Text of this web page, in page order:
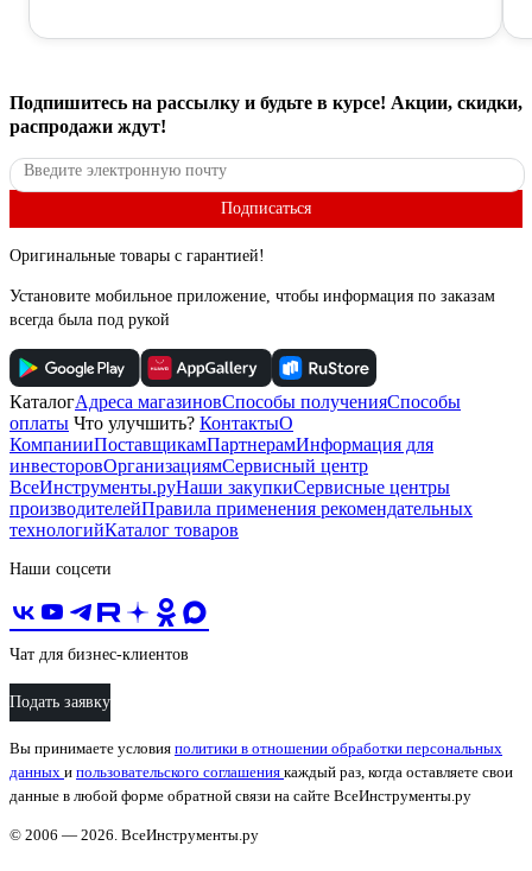
Подпишитесь на рассылку и будьте в курсе! Акции, скидки,
распродажи ждут!
Подписаться
Оригинальные товары с гарантией!
Установите мобильное приложение, чтобы информация по заказам
всегда была под рукой
КаталогАдреса магазиновСпособы полученияСпособы
оплаты Что улучшить? КонтактыО
КомпанииПоставщикамПартнерамИнформация для
инвесторовОрганизациямСервисный центр
ВсеИнструменты.руНаши закупкиСервисные центры
производителейПравила применения рекомендательных
технологийКаталог товаров
Наши соцсети
Чат для бизнес-клиентов
Подать заявку
Вы принимаете условия политики в отношении обработки персональных
данных и пользовательского соглашения каждый раз, когда оставляете свои
данные в любой форме обратной связи на сайте ВсеИнструменты.ру
© 2006 — 2026. ВсеИнструменты.ру